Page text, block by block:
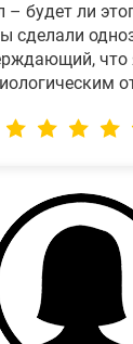
– будет ли
сделали
что